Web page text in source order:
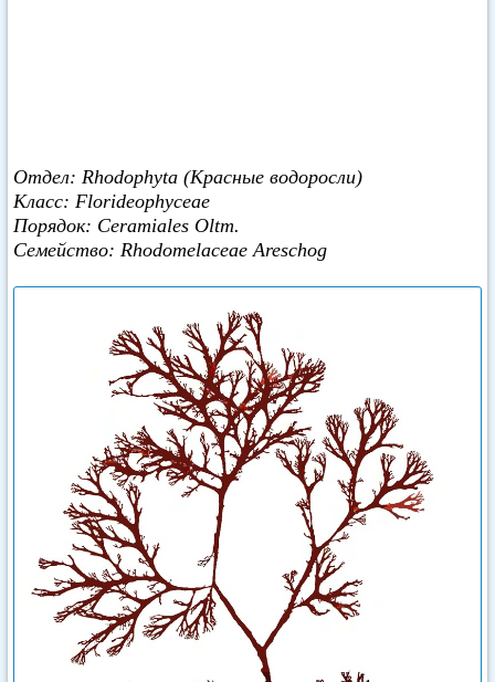
Отдел: Rhodophyta (Красные водоросли)
Класс: Florideophyceae
Порядок: Ceramiales Oltm.
Семейство: Rhodomelaceae Areschog